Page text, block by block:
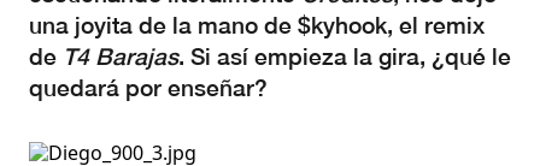
una joyita de la mano de $kyhook, el remix
de T4 Barajas. Si así empieza la gira, ¿qué le
quedará por enseñar?